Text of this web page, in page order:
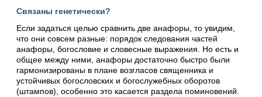
Связаны генетически?
Если задаться целью сравнить две анафоры, то увидим,
что они совсем разные: порядок следования частей
анафоры, богословие и словесные выражения. Но есть и
общее между ними, анафоры достаточно быстро были
гармонизированы в плане возгласов священника и
устойчивых богословских и богослужебных оборотов
(штампов), особенно это касается раздела поминовений.